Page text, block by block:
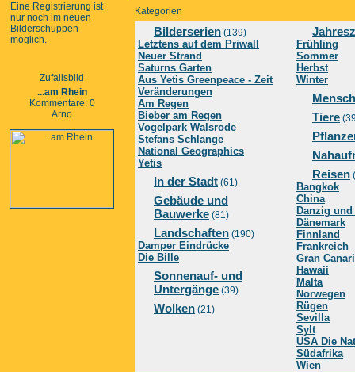
Eine Registrierung ist
nur noch im neuen
Bilderschuppen
möglich.
Zufallsbild
...am Rhein
Kommentare: 0
Arno
Kategorien
Bilderserien (139)
Letztens auf dem Priwall
Neuer Strand
Saturns Garten
Aus Yetis Greenpeace - Zeit
Veränderungen
Am Regen
Bieber am Regen
Vogelpark Walsrode
Stefans Schlange
National Geographics
Yetis
In der Stadt (61)
Gebäude und
Bauwerke (81)
Landschaften (190)
Damper Eindrücke
Die Bille
Sonnenauf- und
Untergänge (39)
Wolken (21)
Frühling
Sommer
Herbst
Winter
Tiere
Reisen
Bangkok
China
Danzig
Dänemark
Finnland
Frankreich
Gran
Hawaii
Malta
Norwegen
Rügen
Sevilla
Sylt
USA Die
Südafrika
Wien